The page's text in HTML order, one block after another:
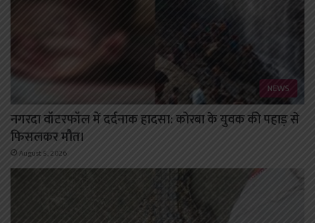
NEWS
नगरदा वॉटरफॉल में दर्दनाक हादसा: कोरबा के युवक की पहाड़ से
फिसलकर मौत।
August 5, 2026